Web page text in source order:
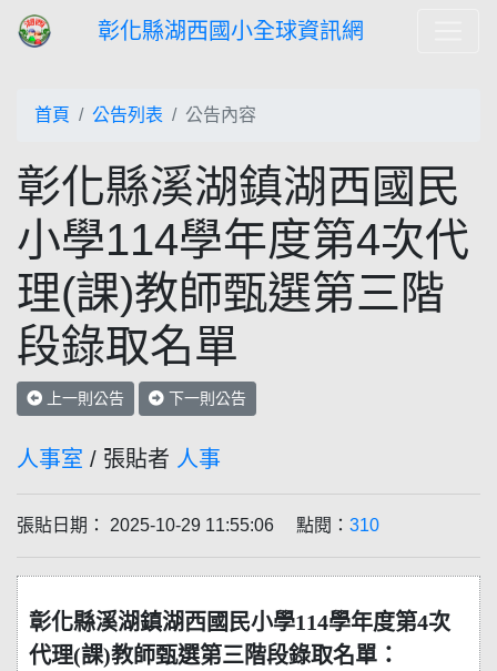
彰化縣湖西國小全球資訊網
首頁 公告列表 公告內容
彰化縣溪湖鎮湖西國民
小學114學年度第4次代
理(課)教師甄選第三階
段錄取名單
上一則公告 下一則公告
人事室 / 張貼者 人事
張貼日期： 2025-10-29 11:55:06 點閱： 310
彰化縣溪湖鎮湖西國民小學114學年度第4次
代理(課)教師甄選第三階段錄取名單：